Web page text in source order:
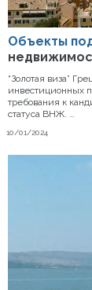
Объекты
10/01/2024
“Золотая виза”
инвестиционных
требования к
статуса ВНЖ. …